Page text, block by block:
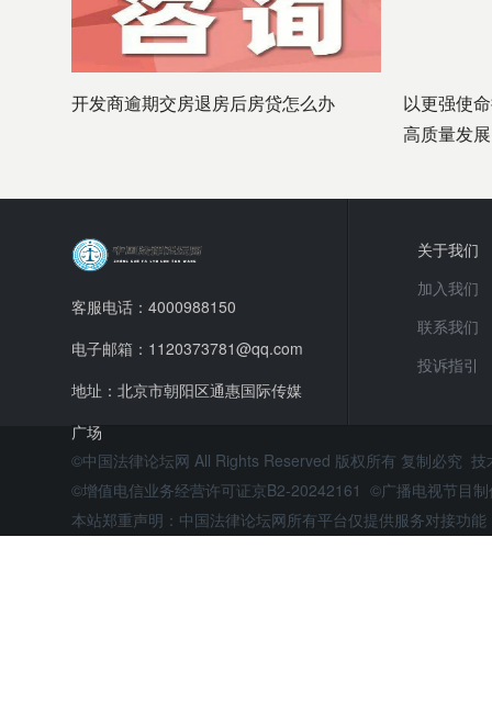
开发商逾期交房退房后房贷怎么办
以更强使
高质量发展
客服电话：4000988150
电子邮箱：1120373781@qq.com
地址：北京市朝阳区通惠国际传媒
广场
关于我们
加入我们
联系我们
投诉指引
©中国法律论坛网 All Rights Reserved 版权所有 复制必究 技
©增值电信业务经营许可证京B2-20242161 ©广播电视节目
本站郑重声明：中国法律论坛网所有平台仅提供服务对接功